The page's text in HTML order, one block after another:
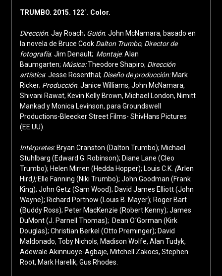
TRUMBO. 2015. 122´. Color.
Dirección: Jay Roach; Guión: John McNamara, basado en
la novela de Bruce Cook Dalton Trumbo; Director de
fotografía: Jim Denault; Montaje: Alan
Baumgarten; Música:Theodore Shapiro; Dirección
artística: Jesse Rosenthal; Diseño de producción: Mark
Ricker; Producción: Janice Williams, John McNamara,
Shivani Rawat, Kevin Kelly Brown, Michael London, Nimitt
Mankad y Monica Levinson, para Groundswell
Productions-Bleecker Street Films- ShivHans Pictures
(EE.UU).
Intérpretes: Bryan Cranston (Dalton Trumbo); Michael
Stuhlbarg (Edward G. Robinson); Diane Lane (Cleo
Trumbo); Helen Mirren (Hedda Hopper); Louis C.K. (Arlen
Hird );Elle Fanning (Niki Trumbo); John Goodman (Frank
King); John Getz (Sam Wood); David James Elliott (John
Wayne); Richard Portnow (Louis B. Mayer); Roger Bart
(Buddy Ross); Peter MacKenzie (Robert Kenny); James
DuMont (J. Parnell Thomas); Dean O´Gorman (Kirk
Douglas); Christian Berkel (Otto Preminger); David
Maldonado, Toby Nichols, Madison Wolfe, Alan Tudyk,
Adewale Akinnuoye-Agbaje, Mitchell Zakocs, Stephen
Root, Mark Harelik, Gus Rhodes.